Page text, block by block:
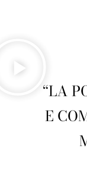
“LA
E